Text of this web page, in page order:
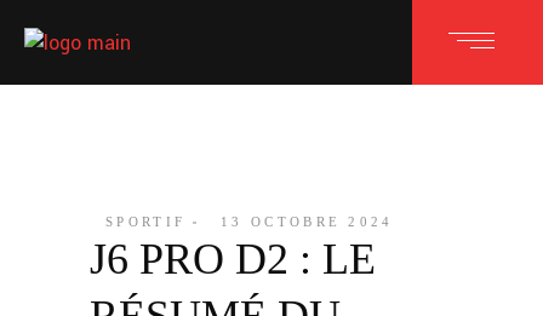
SPORTIF 13 OCTOBRE 2024
J6 PRO D2 : LE